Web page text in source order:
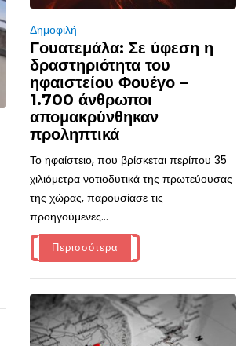
Δημοφιλή
Γουατεμάλα: Σε ύφεση η
δραστηριότητα του
ηφαιστείου Φουέγο –
1.700 άνθρωποι
απομακρύνθηκαν
προληπτικά
Το ηφαίστειο, που βρίσκεται περίπου 35
χιλιόμετρα νοτιοδυτικά της πρωτεύουσας
της χώρας, παρουσίασε τις
προηγούμενες...
Περισσότερα